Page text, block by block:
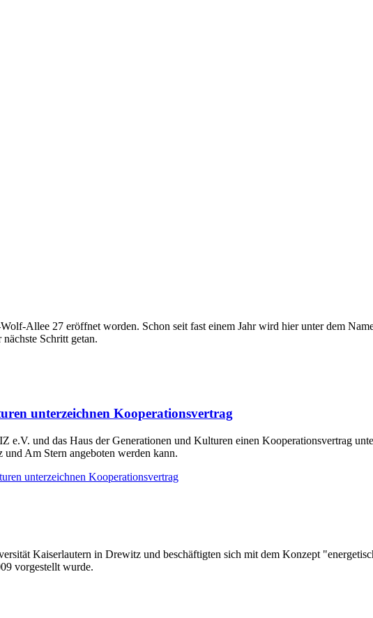
Allee 27 eröffnet worden. Schon seit fast einem Jahr wird hier unter dem
Schritt getan.
unterzeichnen Kooperationsvertrag
e.V. und das Haus der Generationen und Kulturen einen Kooperationsvertrag
Am Stern angeboten werden kann.
unterzeichnen Kooperationsvertrag
Kaiserlautern in Drewitz und beschäftigten sich mit dem Konzept
vorgestellt wurde.